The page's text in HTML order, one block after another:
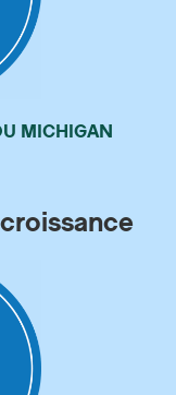
MICHIGAN